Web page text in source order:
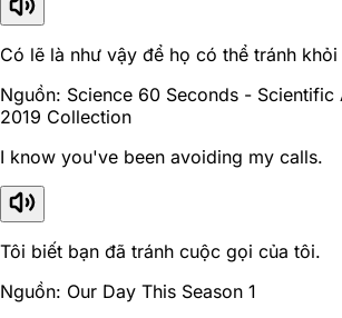
Có lẽ là như vậy để họ có thể tránh
Nguồn: Science 60 Seconds - Scientific
2019 Collection
I know you've been avoiding my calls.
Tôi biết bạn đã tránh cuộc gọi của tôi.
Nguồn: Our Day This Season 1